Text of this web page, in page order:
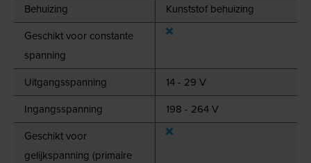
Behuizing
Kunststof behuizing
Geschikt voor constante
spanning
Uitgangsspanning
14 - 29 V
Ingangsspanning
198 - 264 V
Geschikt voor
gelijkspanning (primaire